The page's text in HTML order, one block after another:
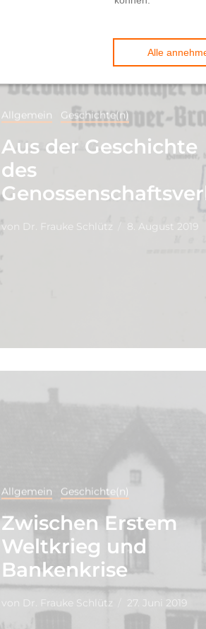
Allgemein Geschichte(n)
Aus der Geschichte
des
von Dr. Frauke Schlütz 8. August 2019
Allgemein Geschichte(n)
Zwischen Erstem
Weltkrieg und
Bankenkrise
von Dr. Frauke Schlütz 27. Juni 2019